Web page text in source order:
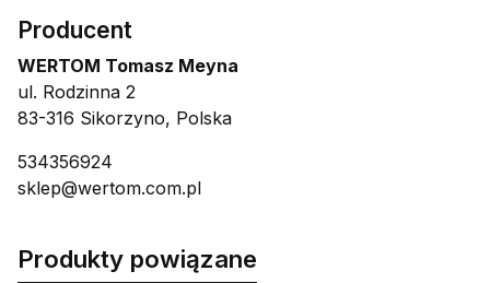
Producent
WERTOM Tomasz Meyna
ul. Rodzinna 2
83-316 Sikorzyno, Polska
534356924
sklep@wertom.com.pl
Produkty powiązane